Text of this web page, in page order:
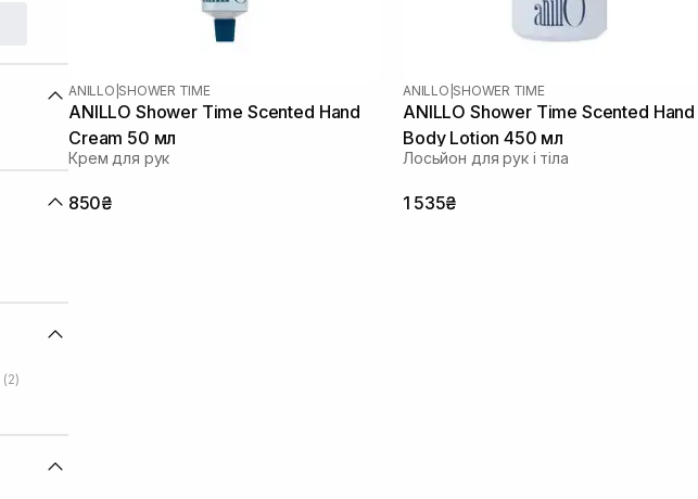
(2)
ANILLO SHOWER TIME
ANILLO Shower Time Scented Hand
Cream 50 мл
Крем для рук
850₴
ANILLO SHOWER TIME
ANILLO Shower Time Scented Hand
Body Lotion 450 мл
Лосьйон для рук і тіла
1 535₴